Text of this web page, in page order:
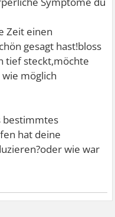
Zeit einen
gesagt hast!bloss
tief steckt,möchte
möglich
bestimmtes
hat deine
wie war